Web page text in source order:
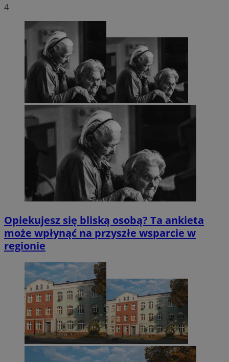
4
Opiekujesz się bliską osobą? Ta ankieta
może wpłynąć na przyszłe wsparcie w
regionie